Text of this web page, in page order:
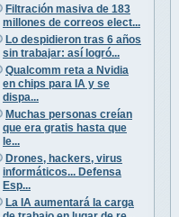
Filtración masiva de 183
millones de correos elect...
Lo despidieron tras 6 años
sin trabajar: así logró...
Qualcomm reta a Nvidia
en chips para IA y se
dispa...
Muchas personas creían
que era gratis hasta que
le...
Drones, hackers, virus
informáticos... Defensa
Esp...
La IA aumentará la carga